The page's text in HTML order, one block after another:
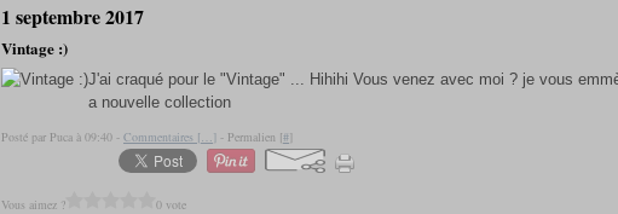
1 septembre 2017
Vintage :)
J'ai craqué pour le "Vintage" ... Hihihi Vous venez avec moi ? je vous
a nouvelle collection
Posté par Puca à 09:40 - Commentaires […] - Permalien [#]
Vous aimez ? 0 vote